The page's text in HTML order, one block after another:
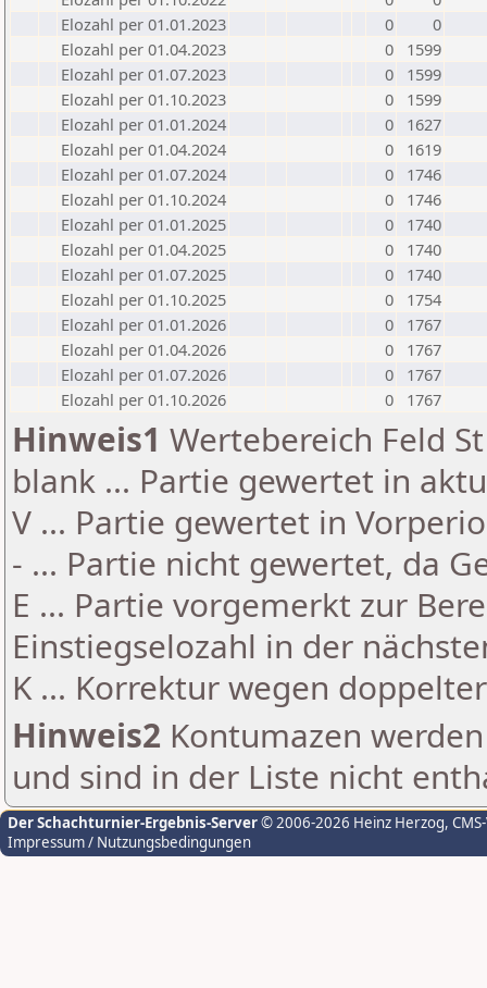
Elozahl per 01.01.2023
0
0
Elozahl per 01.04.2023
0
1599
Elozahl per 01.07.2023
0
1599
Elozahl per 01.10.2023
0
1599
Elozahl per 01.01.2024
0
1627
Elozahl per 01.04.2024
0
1619
Elozahl per 01.07.2024
0
1746
Elozahl per 01.10.2024
0
1746
Elozahl per 01.01.2025
0
1740
Elozahl per 01.04.2025
0
1740
Elozahl per 01.07.2025
0
1740
Elozahl per 01.10.2025
0
1754
Elozahl per 01.01.2026
0
1767
Elozahl per 01.04.2026
0
1767
Elozahl per 01.07.2026
0
1767
Elozahl per 01.10.2026
0 1767
Hinweis1 Wertebereich Feld
blank ... Partie gewertet in
V ... Partie gewertet in
- ... Partie nicht gewertet, da
E ... Partie vorgemerkt zur
Einstiegselozahl in der
K ... Korrektur wegen
Hinweis2 Kontumazen
und sind in der Liste nicht
Der Schachturnier-Ergebnis-Server© 2006-2026 Heinz Herzog,
Impressum / Nutzungsbedingungen